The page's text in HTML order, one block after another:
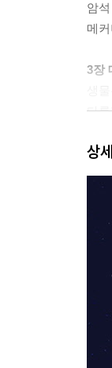
암
메
3장
다
4장
재
없
물
있
6장
태
상